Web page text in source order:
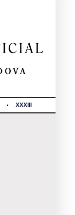
XXXIII